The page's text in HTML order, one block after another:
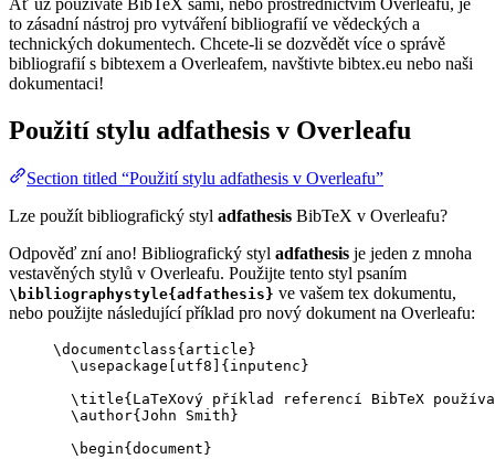
to zásadní nástroj pro vytváření bibliografií ve vědeckých a
technických dokumentech. Chcete-li se dozvědět více o správě
bibliografií s bibtexem a Overleafem, navštivte bibtex.eu nebo naši
dokumentaci!
Použití stylu adfathesis v Overleafu
Section titled “Použití stylu adfathesis v Overleafu”
Lze použít bibliografický styl adfathesis BibTeX v Overleafu?
Odpověď zní ano! Bibliografický styl adfathesis je jeden z mnoha
vestavěných stylů v Overleafu. Použijte tento styl psaním
\bibliographystyle{adfathesis} ve vašem tex dokumentu,
nebo použijte následující příklad pro nový dokument na Overleafu:
\documentclass{ article }
\usepackage
utf8 ]{ inputenc }
\title{LaTeXový příklad referencí BibTeX
\author{John Smith}
\begin{ document }